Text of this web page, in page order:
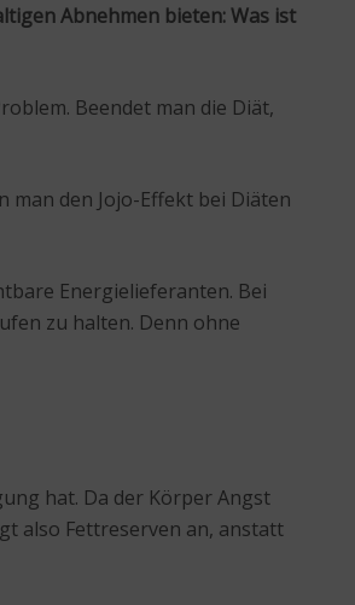
Abnehmen bieten: Was ist
Beendet man die Diät,
man den Jojo-Effekt bei Diäten
Energielieferanten. Bei
zu halten. Denn ohne
hat. Da der Körper Angst
also Fettreserven an, anstatt